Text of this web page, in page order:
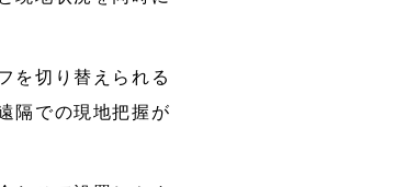
を切り替えられる
隔での現地把握が